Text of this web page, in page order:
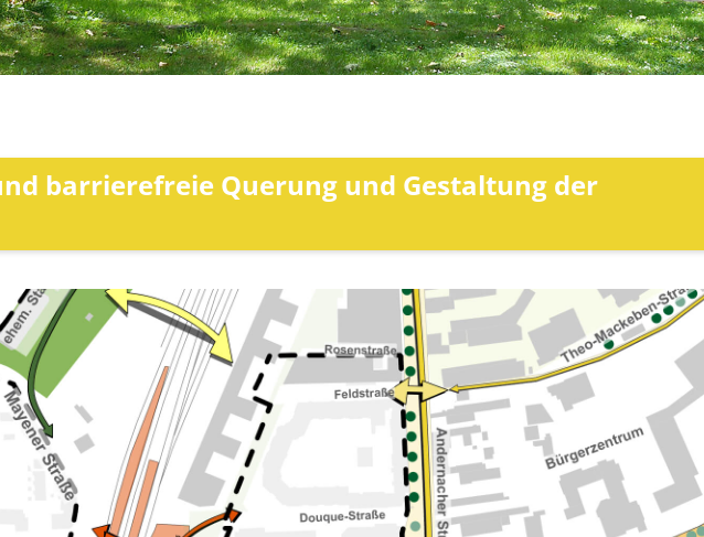
barrierefreie Querung und Gestaltung der